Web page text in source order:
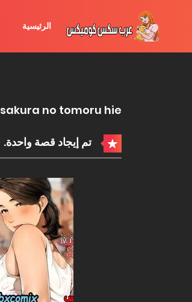
الرئيسية
sakura no tomoru hie
تم إيجاد قصة واحدة.